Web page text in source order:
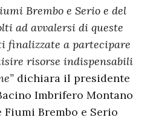
Brembo e Serio e del
ad avvalersi di queste
finalizzate a partecipare
risorse indispensabili
dichiara il presidente
Imbrifero Montano
Fiumi Brembo e Serio